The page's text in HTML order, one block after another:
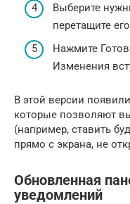
Выберите
перетащите
Нажмите
Изменения
В этой версии
которые позволяют
(например, ставить
прямо с экрана, не
Обновленная
уведомлений